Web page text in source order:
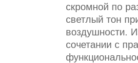
скромной по
светлый тон
воздушности.
сочетании с